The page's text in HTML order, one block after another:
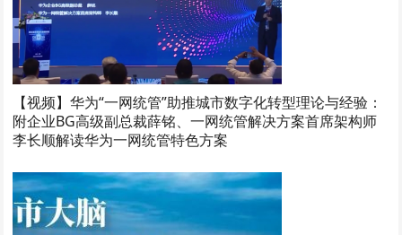
【视频】华为“一网统管”助推城市数字化转型理论与经验：
附企业BG高级副总裁薛铭、一网统管解决方案首席架构师
李长顺解读华为一网统管特色方案